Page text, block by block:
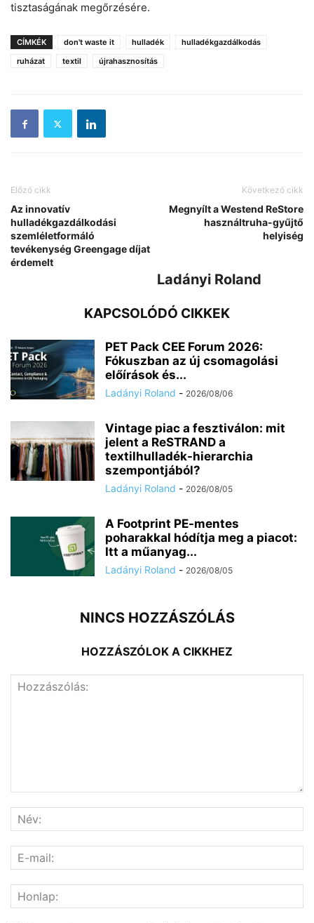
tisztaságának megőrzésére.
CÍMKÉK don't waste it hulladék
hulladékgazdálkodás
ruházat
textil újrahasznosítás
Előző cikk
Az innovatív
hulladékgazdálkodási
szemléletformáló
tevékenység Greengage díjat
érdemelt
Következő cikk
Megnyílt a Westend ReStore
használtruha-gyűjtő
helyiség
Ladányi Roland
KAPCSOLÓDÓ CIKKEK
PET Pack CEE Forum 2026:
Fókuszban az új csomagolási
előírások és...
Ladányi Roland - 2026/08/06
Vintage piac a fesztiválon: mit
jelent a ReSTRAND a
textilhulladék-hierarchia
szempontjából?
Ladányi Roland - 2026/08/05
A Footprint PE-mentes
poharakkal hódítja meg a piacot:
Itt a műanyag...
Ladányi Roland - 2026/08/05
NINCS HOZZÁSZÓLÁS
HOZZÁSZÓLOK A CIKKHEZ